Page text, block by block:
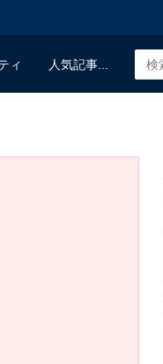
ィ 人気記事...